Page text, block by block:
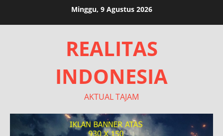
Minggu, 9 Agustus 2026
REALITAS
INDONESIA
AKTUAL TAJAM